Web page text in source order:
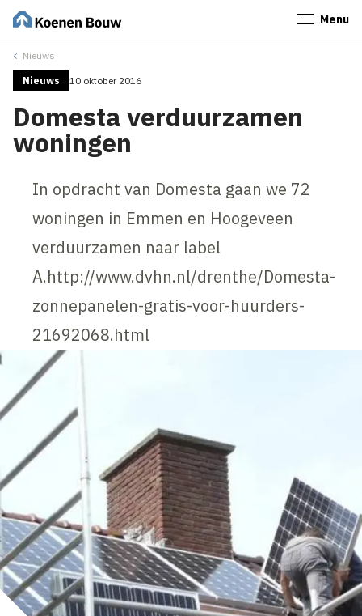
Menu
Nieuws
Nieuws 10 oktober 2016
Domesta verduurzamen
woningen
In opdracht van Domesta gaan we 72
woningen in Emmen en Hoogeveen
verduurzamen naar label
A.http://www.dvhn.nl/drenthe/Domesta-
zonnepanelen-gratis-voor-huurders-
21692068.html
Sluiten